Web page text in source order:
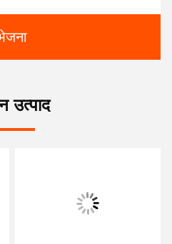
उत्पाद